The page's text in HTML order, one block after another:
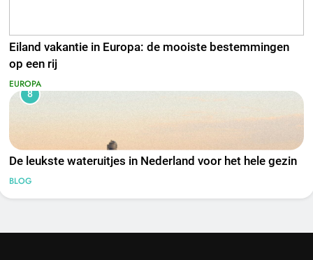
Eiland vakantie in Europa: de mooiste bestemmingen
op een rij
EUROPA
8
De leukste wateruitjes in Nederland voor het hele gezin
BLOG